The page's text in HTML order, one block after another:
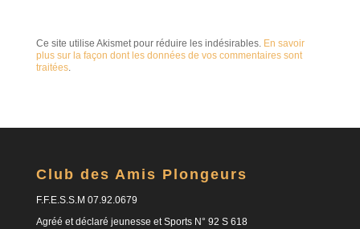
Ce site utilise Akismet pour réduire les indésirables. En savoir
plus sur la façon dont les données de vos commentaires sont
traitées.
Club des Amis Plongeurs
F.F.E.S.S.M 07.92.0679
Agréé et déclaré jeunesse et Sports N° 92 S 618